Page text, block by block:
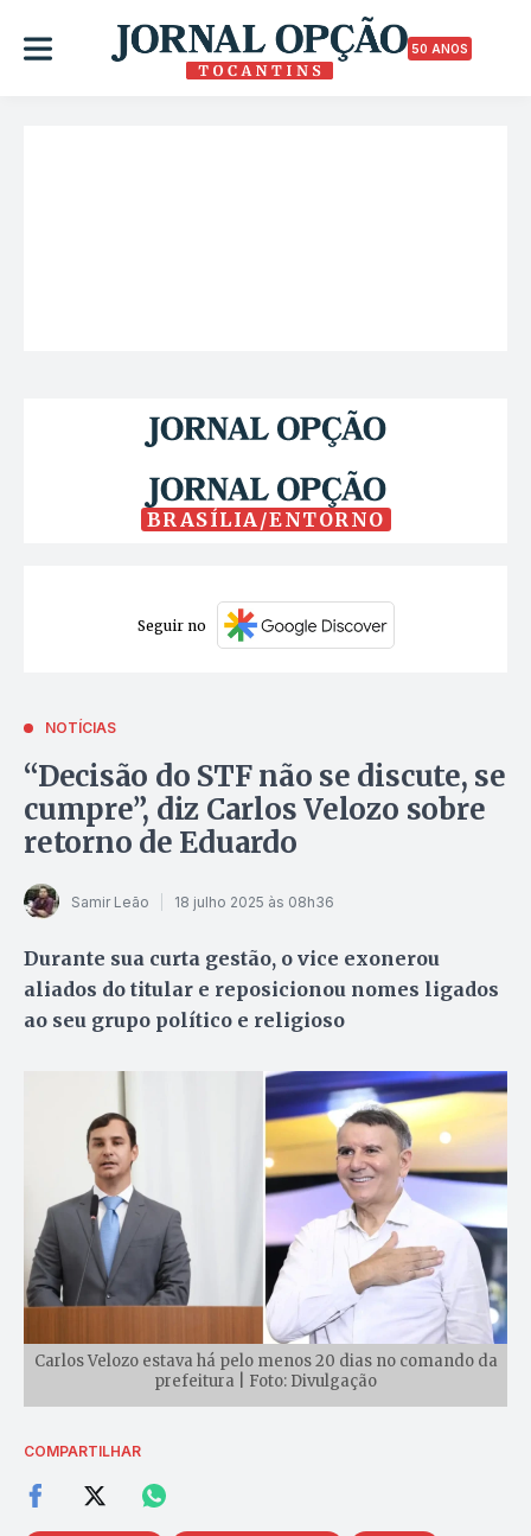
50 ANOS
BRASÍLIA/ENTORNO
Seguir no
NOTÍCIAS
“Decisão do STF não se discute, se
cumpre”, diz Carlos Velozo sobre
retorno de Eduardo
Samir Leão 18 julho 2025 às 08h36
Durante sua curta gestão, o vice exonerou
aliados do titular e reposicionou nomes ligados
ao seu grupo político e religioso
Carlos Velozo estava há pelo menos 20 dias no comando da
prefeitura | Foto: Divulgação
COMPARTILHAR